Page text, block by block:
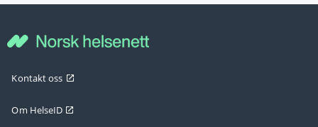
Kontakt oss
Om HelseID